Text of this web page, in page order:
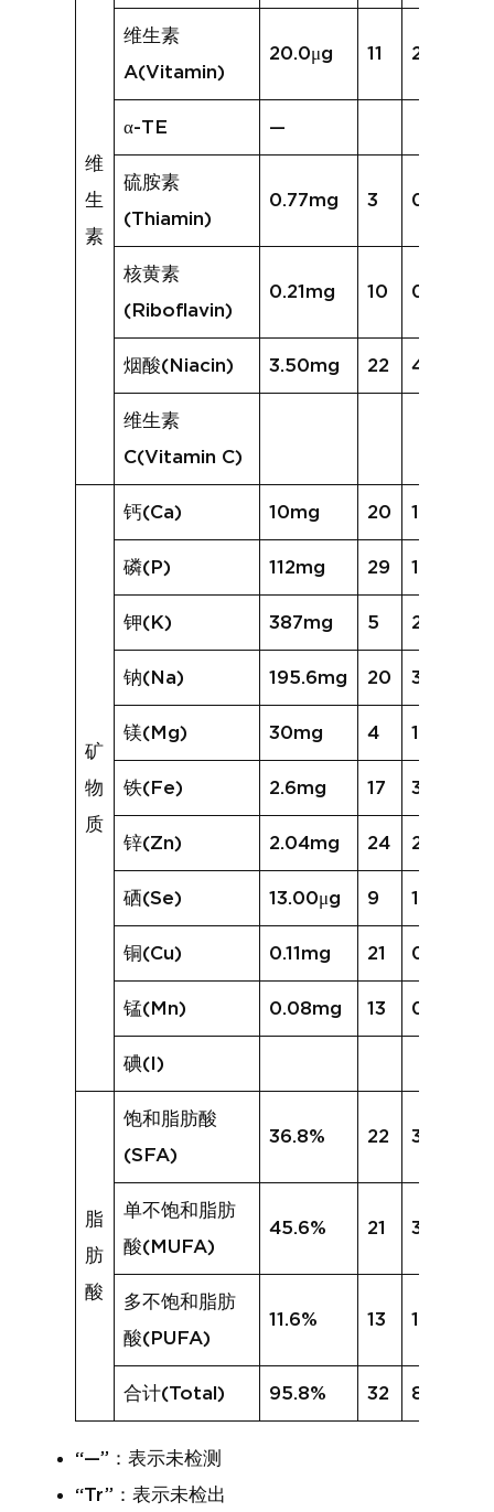
维
生
素
维生素
A(Vitamin)
20.0μg 11 218.5μg
α-TE —
硫胺素
(Thiamin)
0.77mg 3 0.27mg
核黄素
(Riboflavin)
0.21mg 10 0.21mg
烟酸(Niacin) 3.50mg 22 4.47mg
维生素
C(Vitamin C)
矿
物
质
钙(Ca) 10mg 20 15mg
磷(P) 112mg 29 135mg
钾(K) 387mg 5 206mg
钠(Na) 195.6mg 20 392.7mg
镁(Mg) 30mg 4 17mg
铁(Fe) 2.6mg 17 3.1mg
锌(Zn) 2.04mg 24 2.12mg
硒(Se) 13.00μg 9 11.94μg
铜(Cu) 0.11mg 21 0.16mg
锰(Mn) 0.08mg 13 0.08mg
碘(I)
脂
肪
酸
饱和脂肪酸
(SFA)
36.8% 22 31.9%
单不饱和脂肪
酸(MUFA)
45.6% 21 39.6%
多不饱和脂肪
酸(PUFA)
11.6% 13 11.3%
合计(Total) 95.8% 32 83.0%
“—”：表示未检测
“Tr”：表示未检出